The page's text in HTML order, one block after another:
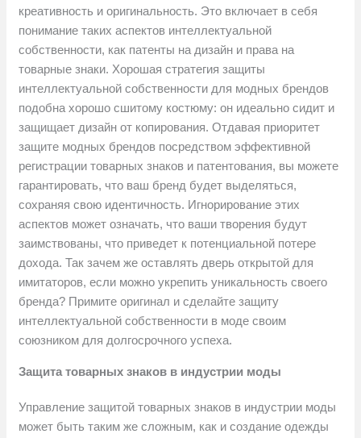
креативность и оригинальность. Это включает в себя
понимание таких аспектов интеллектуальной
собственности, как патенты на дизайн и права на
товарные знаки. Хорошая стратегия защиты
интеллектуальной собственности для модных брендов
подобна хорошо сшитому костюму: он идеально сидит и
защищает дизайн от копирования. Отдавая приоритет
защите модных брендов посредством эффективной
регистрации товарных знаков и патентования, вы можете
гарантировать, что ваш бренд будет выделяться,
сохраняя свою идентичность. Игнорирование этих
аспектов может означать, что ваши творения будут
заимствованы, что приведет к потенциальной потере
дохода. Так зачем же оставлять дверь открытой для
имитаторов, если можно укрепить уникальность своего
бренда? Примите оригинал и сделайте защиту
интеллектуальной собственности в моде своим
союзником для долгосрочного успеха.
Защита товарных знаков в индустрии моды
Управление защитой товарных знаков в индустрии моды
может быть таким же сложным, как и создание одежды